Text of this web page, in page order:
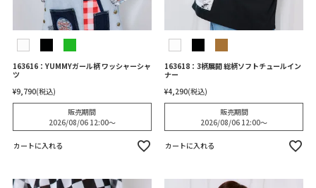
163616：YUMMYガール柄 ワッシャーシャ
ツ
¥9,790 税込
販売期間
2026/08/06 12:00〜
カートに入れる
163618：3柄展開 総柄ソフトチュールイン
ナー
¥4,290 税込
販売期間
2026/08/06 12:00〜
カートに入れる